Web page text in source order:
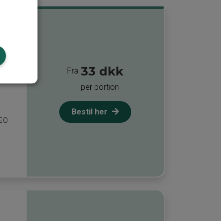
en
Fra 33 dkk
per portion
Bestil her